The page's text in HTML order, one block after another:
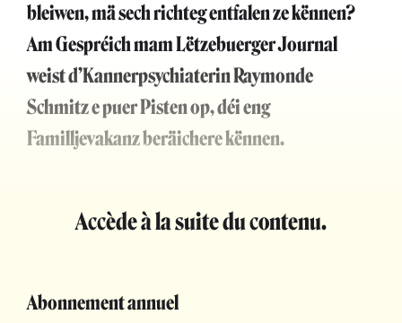
bleiwen, mä sech richteg entfalen ze kënnen?
Am Gespréich mam Lëtzebuerger Journal
weist d’Kannerpsychiaterin Raymonde
Schmitz e puer Pisten op, déi eng
Familljevakanz beräichere kënnen.
Accède à la suite du contenu.
Abonnement annuel